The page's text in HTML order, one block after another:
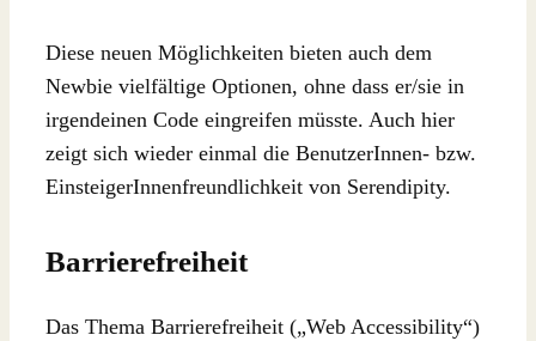
Diese neuen Möglichkeiten bieten auch dem
Newbie vielfältige Optionen, ohne dass er/sie in
irgendeinen Code eingreifen müsste. Auch hier
zeigt sich wieder einmal die BenutzerInnen- bzw.
EinsteigerInnenfreundlichkeit von Serendipity.
Barrierefreiheit
Das Thema Barrierefreiheit („Web Accessibility“)